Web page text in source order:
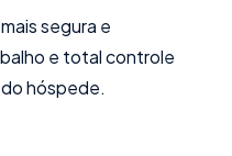
segura e
e total controle
hóspede.